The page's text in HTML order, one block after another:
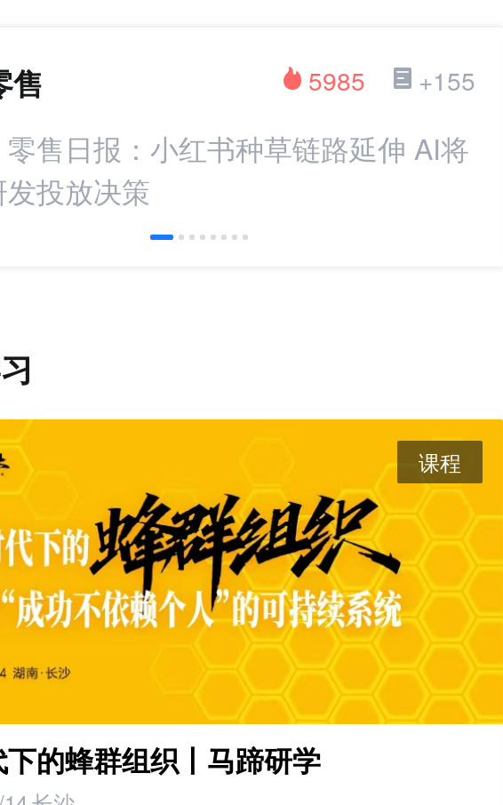
售 +155
5985
售日报：小红书种草链路延伸 AI将
投放决策
课程
的蜂群组织丨马蹄研学